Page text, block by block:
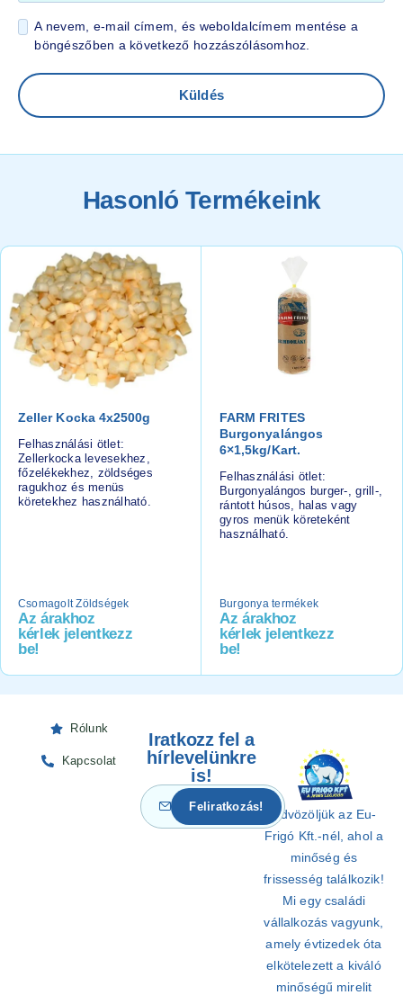
A nevem, e-mail címem, és weboldalcímem mentése a
böngészőben a következő hozzászólásomhoz.
Hasonló Termékeink
Zeller Kocka 4x2500g
Felhasználási ötlet:
Zellerkocka levesekhez,
főzelékekhez, zöldséges
ragukhoz és menüs
köretekhez használható.
Csomagolt Zöldségek
Az árakhoz
kérlek jelentkezz
be!
FARM FRITES
Burgonyalángos
6×1,5kg/kart.
Felhasználási ötlet:
Burgonyalángos burger-, grill-,
rántott húsos, halas vagy
gyros menük köreteként
használható.
Burgonya termékek
Az árakhoz
kérlek jelentkezz
be!
Rólunk
Kapcsolat
Üdvözöljük az Eu-
Frigó Kft.-nél, ahol a
minőség és
frissesség találkozik!
Mi egy családi
vállalkozás vagyunk,
amely évtizedek óta
elkötelezett a kiváló
minőségű mirelit
Iratkozz fel a
hírlevelünkre
is!